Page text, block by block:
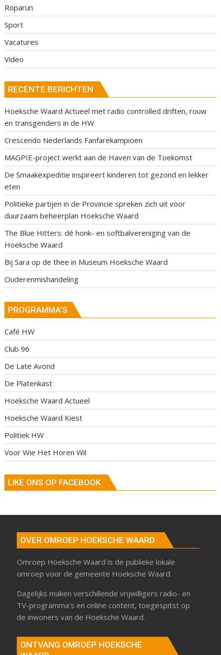
Roparun
Sport
Vacatures
Video
RECENTE BERICHTEN
Hoeksche Waard Actueel met radio controlled driften, rouw
en transgenders in de HW
Crescendo Nederlands Fanfarekampioen
MAGPIE-project werkt aan de Haven van de Toekomst
De Smaakexpeditie inspireert kinderen tot gezond en lekker
eten
Politieke partijen in de Provincie spreken zich uit voor
duurzaam beheerplan Hoeksche Waard
The Blue Hitters: dé honk- en softbalvereniging van de
Hoeksche Waard
Bij Sara op de thee in Museum Hoeksche Waard
Ouderenmishandeling
PROGRAMMA’S
Café HW
Club 96
De Late Avond
De Platenkast
Hoeksche Waard Actueel
Hoeksche Waard Kiest
Politiek HW
Voor Wie Het Horen Wil
LIKE ONS OP FACEBOOK
OVER OMROEP HOEKSCHE WAARD
Omroep Hoeksche Waard is de publieke lokale
omroep voor de gemeente Hoeksche Waard.
Dagelijks maken verschillende vrijwilligers radio- en
TV-programma’s en online content, toegespitst op
de inwoners van de Hoeksche Waard.
ONTVANG OMROEP HOEKSCHE